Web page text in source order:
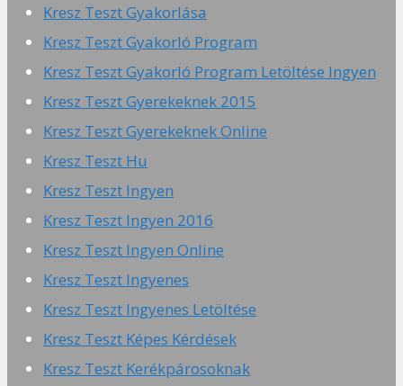
Kresz Teszt Gyakorlása
Kresz Teszt Gyakorló Program
Kresz Teszt Gyakorló Program Letöltése Ingyen
Kresz Teszt Gyerekeknek 2015
Kresz Teszt Gyerekeknek Online
Kresz Teszt Hu
Kresz Teszt Ingyen
Kresz Teszt Ingyen 2016
Kresz Teszt Ingyen Online
Kresz Teszt Ingyenes
Kresz Teszt Ingyenes Letöltése
Kresz Teszt Képes Kérdések
Kresz Teszt Kerékpárosoknak